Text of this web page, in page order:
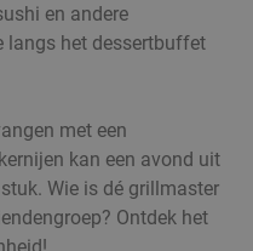
33%
van de chef bij
9.8
6 min.
Regulier €75
en andere
langs het dessertbuffet
met een
kan een avond uit
Wie is dé grillmaster
Ontdek het